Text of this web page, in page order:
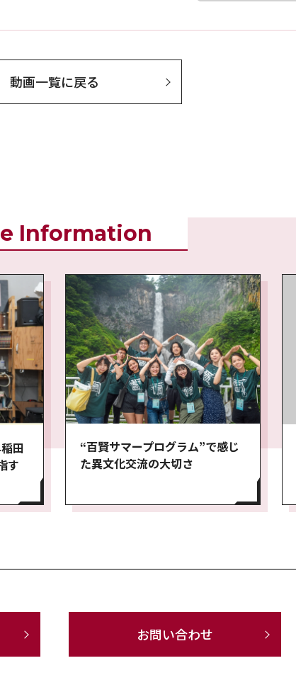
動画一覧に戻る
Information
田
す
“百賢サマープログラム”で感じ
た異文化交流の大切さ
お問い合わせ